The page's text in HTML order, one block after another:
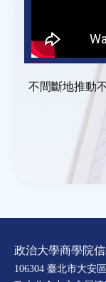
不間斷地推動
政治大學商學院
106304 臺北市大安